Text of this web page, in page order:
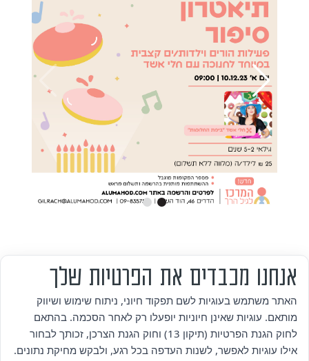
אזור אישי
מדיניות פרטיות
אנחנו מכבדים את הפרטיות שלך
האתר משתמש בעוגיות לשם תפקוד חיוני, ניתוח שימוש ושיווק
מותאם. עוגיות שאינן חיוניות יופעלו רק לאחר הסכמה. בהתאם
לחוק הגנת הפרטיות (תיקון 13) וחוק הגנת הצרכן, זכותך לבחור
אילו עוגיות לאפשר, לשנות העדפה בכל רגע, ולבקש מחיקת נתונים.